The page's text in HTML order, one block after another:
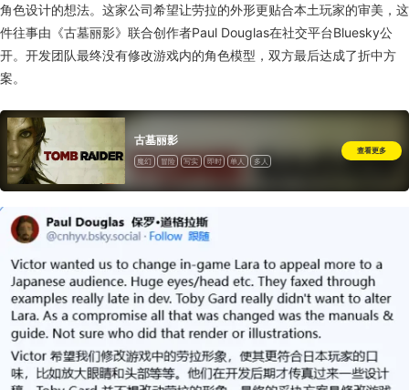
角色设计的想法。这家公司希望让劳拉的外形更贴合本土玩家的审美，这
件往事由《古墓丽影》联合创作者Paul Douglas在社交平台Bluesky公
开。开发团队最终没有修改游戏内的角色模型，双方最后达成了折中方
案。
古墓丽影
魔幻 冒险 写实 即时 单人
多人
查看更多